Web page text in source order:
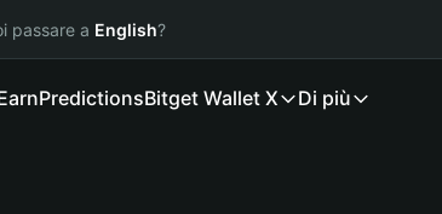
passare a English?
PredictionsBitget Wallet X Di più